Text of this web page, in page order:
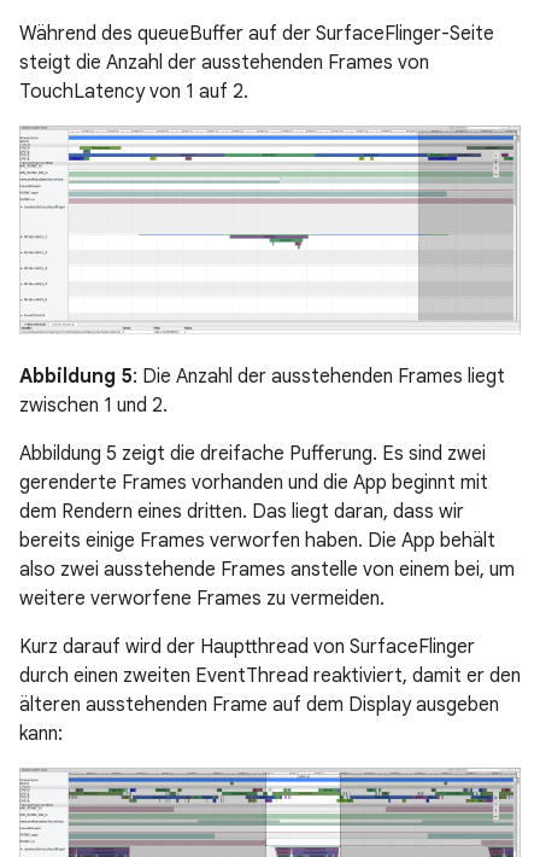
Während des queueBuffer auf der SurfaceFlinger-Seite
steigt die Anzahl der ausstehenden Frames von
TouchLatency von 1 auf 2.
Abbildung 5: Die Anzahl der ausstehenden Frames liegt
zwischen 1 und 2.
Abbildung 5 zeigt die dreifache Pufferung. Es sind zwei
gerenderte Frames vorhanden und die App beginnt mit
dem Rendern eines dritten. Das liegt daran, dass wir
bereits einige Frames verworfen haben. Die App behält
also zwei ausstehende Frames anstelle von einem bei, um
weitere verworfene Frames zu vermeiden.
Kurz darauf wird der Hauptthread von SurfaceFlinger
durch einen zweiten EventThread reaktiviert, damit er den
älteren ausstehenden Frame auf dem Display ausgeben
kann: